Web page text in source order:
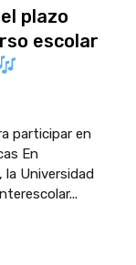
plazo
escolar
participar en
En
la Universidad